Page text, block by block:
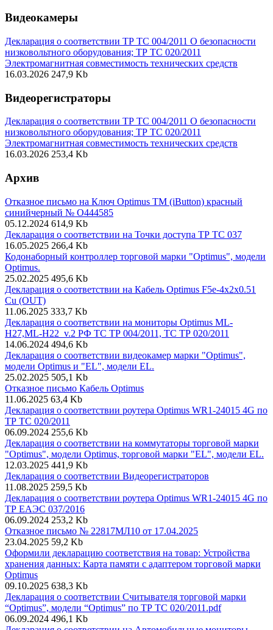
Видеокамеры
Декларация о соответствии ТР ТС 004/2011 О безопасности
низковольтного оборудования; ТР ТС 020/2011
Электромагнитная совместимость технических средств
16.03.2026 247,9 Kb
Видеорегистраторы
Декларация о соответствии ТР ТС 004/2011 О безопасности
низковольтного оборудования; ТР ТС 020/2011
Электромагнитная совместимость технических средств
16.03.2026 253,4 Kb
Архив
Отказное письмо на Ключ Optimus ТМ (iButton) красный
синийчерный № О444585
05.12.2024 614,9 Kb
Декларация о соответствии на Точки доступа ТР ТС 037
16.05.2025 266,4 Kb
Кодонаборный контроллер торговой марки "Optimus", модели
Optimus.
25.02.2025 495,6 Kb
Декларация о соответствии на Кабель Optimus F5e-4x2x0.51
Cu (OUT)
11.06.2025 333,7 Kb
Декларация о соответствии на мониторы Optimus ML-
H27,ML-H22_v.2 РФ ТС ТР 004/2011, ТС ТР 020/2011
14.06.2024 494,6 Kb
Декларация о соответствии видеокамер марки "Optimus",
модели Optimus и "EL", модели EL.
25.02.2025 505,1 Kb
Отказное письмо Кабель Optimus
11.06.2025 63,4 Kb
Декларация о соответствии роутера Optimus WR1-24015 4G по
ТР ТС 020/2011
06.09.2024 255,6 Kb
Декларация о соответствии на коммутаторы торговой марки
"Optimus", модели Optimus, торговой марки "EL", модели EL.
12.03.2025 441,9 Kb
Декларация о соответствии Видеорегистраторов
11.08.2025 259,5 Kb
Декларация о соответствии роутера Optimus WR1-24015 4G по
ТР ЕАЭС 037/2016
06.09.2024 253,2 Kb
Отказное письмо № 22817МЛ10 от 17.04.2025
23.04.2025 59,2 Kb
Оформили декларацию соответствия на товар: Устройства
хранения данных: Карта памяти с адаптером торговой марки
Optimus
09.10.2025 638,3 Kb
Декларация о соответствии Считывателя торговой марки
“Optimus”, модели “Optimus” по ТР ТС 020/2011.pdf
06.09.2024 496,1 Kb